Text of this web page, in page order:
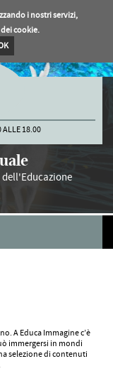
ALLE 18.00
dell'Educazione
A Educa Immagine c’è
immergersi in mondi
selezione di contenuti
i nostri servizi,
cookie.